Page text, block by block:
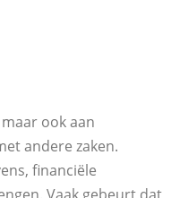
ook aan
andere zaken.
financiële